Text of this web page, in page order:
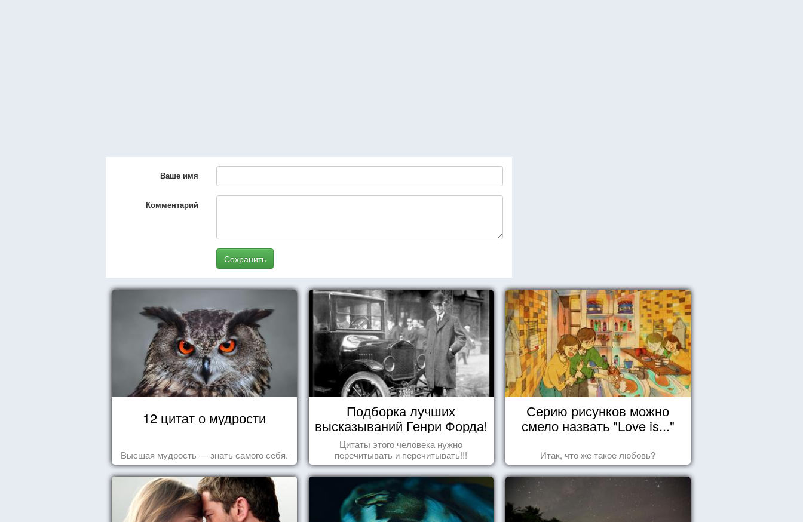
Ваше имя
Комментарий
Сохранить
12 цитат о мудрости
Высшая мудрость — знать самого себя.
Подборка лучших
высказываний Генри Форда!
Цитаты этого человека нужно
перечитывать и перечитывать!!!
Серию рисунков можно
смело назвать "Love is..."
Итак, что же такое любовь?